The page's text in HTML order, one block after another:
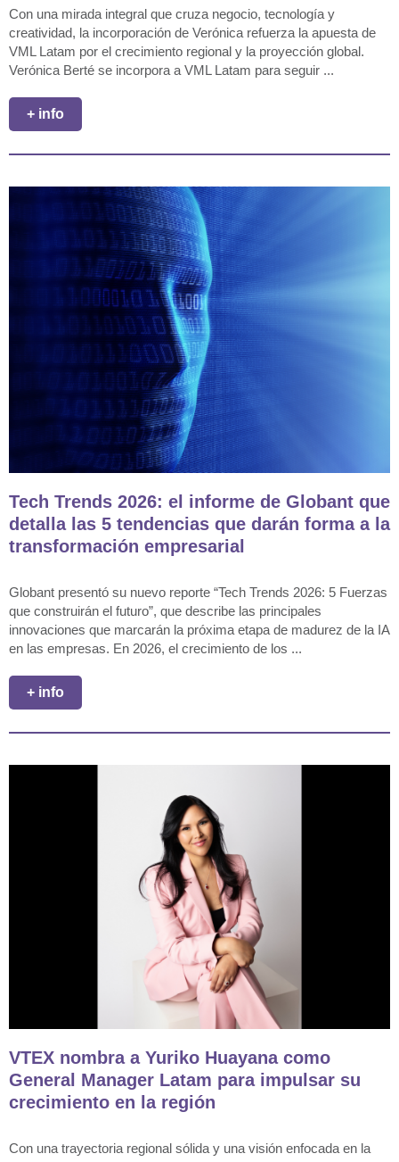
Con una mirada integral que cruza negocio, tecnología y
creatividad, la incorporación de Verónica refuerza la apuesta de
VML Latam por el crecimiento regional y la proyección global.
Verónica Berté se incorpora a VML Latam para seguir ...
+ info
Tech Trends 2026: el informe de Globant que
detalla las 5 tendencias que darán forma a la
transformación empresarial
Globant presentó su nuevo reporte “Tech Trends 2026: 5 Fuerzas
que construirán el futuro”, que describe las principales
innovaciones que marcarán la próxima etapa de madurez de la IA
en las empresas. En 2026, el crecimiento de los ...
+ info
VTEX nombra a Yuriko Huayana como
General Manager Latam para impulsar su
crecimiento en la región
Con una trayectoria regional sólida y una visión enfocada en la